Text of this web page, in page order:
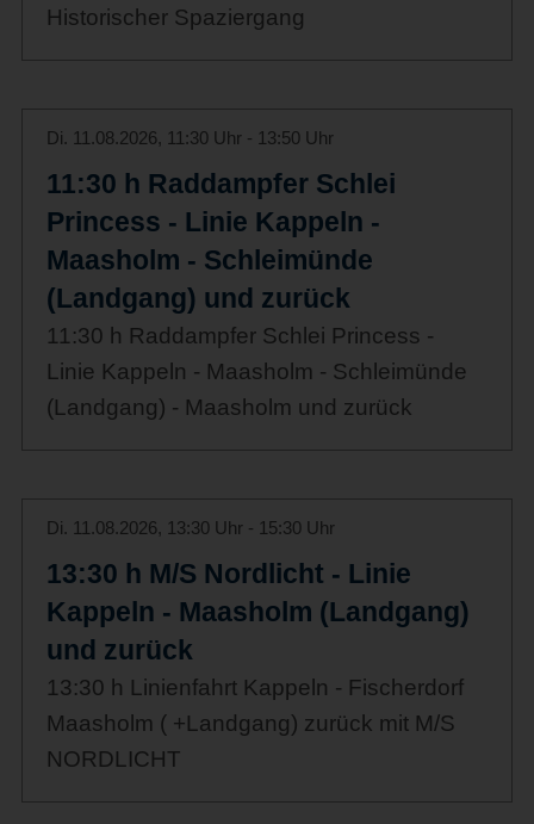
Historischer Spaziergang
Di. 11.08.2026, 11:30 Uhr - 13:50 Uhr
11:30 h Raddampfer Schlei
Princess - Linie Kappeln -
Maasholm - Schleimünde
(Landgang) und zurück
11:30 h Raddampfer Schlei Princess -
Linie Kappeln - Maasholm - Schleimünde
(Landgang) - Maasholm und zurück
Di. 11.08.2026, 13:30 Uhr - 15:30 Uhr
13:30 h M/S Nordlicht - Linie
Kappeln - Maasholm (Landgang)
und zurück
13:30 h Linienfahrt Kappeln - Fischerdorf
Maasholm ( +Landgang) zurück mit M/S
NORDLICHT